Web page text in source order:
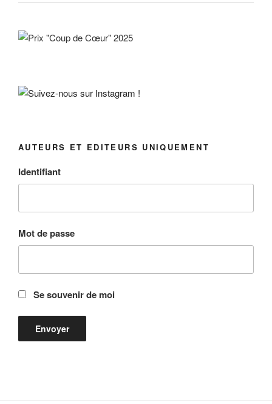
AUTEURS ET EDITEURS UNIQUEMENT
Identifiant
Mot de passe
Se souvenir de moi